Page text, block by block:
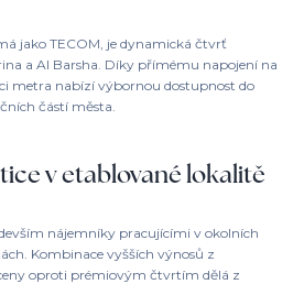
jako TECOM, je dynamická čtvrť
a Al Barsha. Díky přímému napojení na
metra nabízí výbornou dostupnost do
částí města.
v etablované lokalitě
nájemníky pracujícími v okolních
Kombinace vyšších výnosů z
oproti prémiovým čtvrtím dělá z